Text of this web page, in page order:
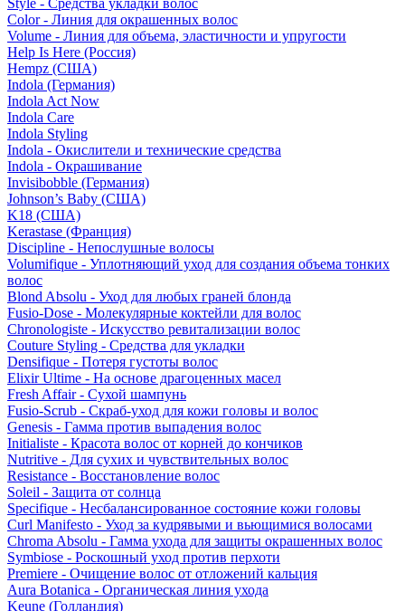
Style - Средства укладки волос
Color - Линия для окрашенных волос
Volume - Линия для объема, эластичности и упругости
Help Is Here (Россия)
Hempz (США)
Indola (Германия)
Indola Act Now
Indola Care
Indola Styling
Indola - Окислители и технические средства
Indola - Окрашивание
Invisibobble (Германия)
Johnson’s Baby (США)
K18 (США)
Kerastase (Франция)
Discipline - Непослушные волосы
Volumifique - Уплотняющий уход для создания объема тонких
волос
Blond Absolu - Уход для любых граней блонда
Fusio-Dose - Молекулярные коктейли для волос
Chronologiste - Искусство ревитализации волос
Couture Styling - Средства для укладки
Densifique - Потеря густоты волос
Elixir Ultime - На основе драгоценных масел
Fresh Affair - Сухой шампунь
Fusio-Scrub - Скраб-уход для кожи головы и волос
Genesis - Гамма против выпадения волос
Initialiste - Красота волос от корней до кончиков
Nutritive - Для сухих и чувствительных волос
Resistance - Восстановление волос
Soleil - Защита от солнца
Specifique - Несбалансированное состояние кожи головы
Curl Manifesto - Уход за кудрявыми и вьющимися волосами
Chroma Absolu - Гамма ухода для защиты окрашенных волос
Symbiose - Роскошный уход против перхоти
Premiere - Очищение волос от отложений кальция
Aura Botanica - Органическая линия ухода
Keune (Голландия)